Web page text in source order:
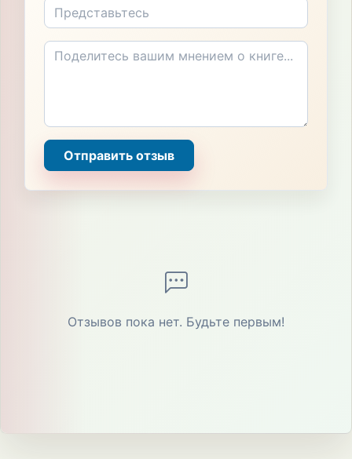
Отправить отзыв
Отзывов пока нет. Будьте первым!